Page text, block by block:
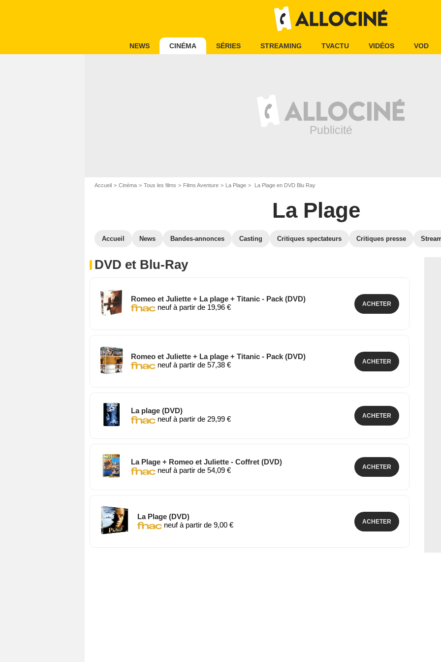
NEWS CINÉMA SÉRIES STREAMING TVACTU VIDÉOS VOD
Accueil Cinéma Tous les films Films Aventure La Plage La Plage en DVD Blu Ray
La Plage
Accueil News Bandes-annonces Casting Critiques spectateurs Critiques presse
DVD et Blu-Ray
Romeo et Juliette + La plage + Titanic - Pack (DVD)
neuf à partir de 19,96 €
ACHETER
Romeo et Juliette + La plage + Titanic - Pack (DVD)
neuf à partir de 57,38 €
ACHETER
La plage (DVD)
neuf à partir de 29,99 €
ACHETER
La Plage + Romeo et Juliette - Coffret (DVD)
neuf à partir de 54,09 €
ACHETER
La Plage (DVD)
neuf à partir de 9,00 €
ACHETER